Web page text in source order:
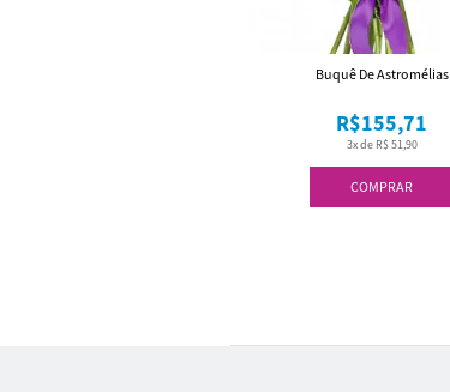
COMPRAR
3x de R$ 51,90
R$155,71
Buquê De Astromélias